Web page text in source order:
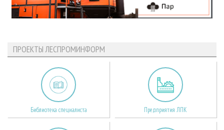
ПРОЕКТЫ ЛЕСПРОМИНФОРМ
Библиотека специалиста Предприятия ЛПК